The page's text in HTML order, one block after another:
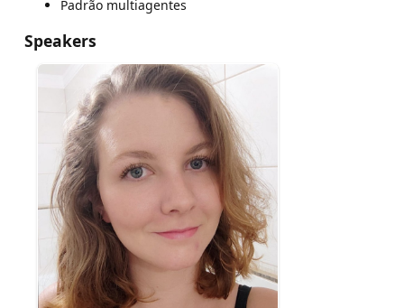
Padrão multiagentes
Speakers